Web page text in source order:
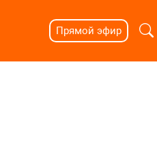
Прямой эфир